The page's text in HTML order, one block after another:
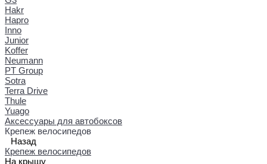
Hakr
Hapro
Inno
Junior
Koffer
Neumann
PT Group
Sotra
Terra Drive
Thule
Yuago
Аксессуары для автобоксов
Крепеж велосипедов
Назад
Крепеж велосипедов
На крышу